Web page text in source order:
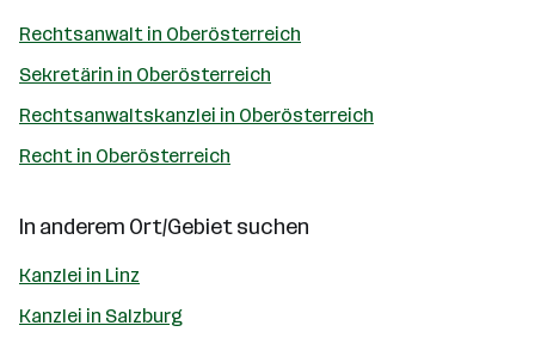
Rechtsanwalt in Oberösterreich
Sekretärin in Oberösterreich
Rechtsanwaltskanzlei in Oberösterreich
Recht in Oberösterreich
In anderem Ort/Gebiet suchen
Kanzlei in Linz
Kanzlei in Salzburg